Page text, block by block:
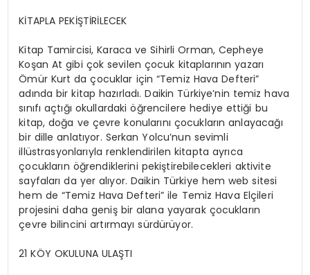
KİTAPLA PEKİŞTİRİLECEK
Kitap Tamircisi, Karaca ve Sihirli Orman, Cepheye
Koşan At gibi çok sevilen çocuk kitaplarının yazarı
Ömür Kurt da çocuklar için “Temiz Hava Defteri”
adında bir kitap hazırladı. Daikin Türkiye’nin temiz hava
sınıfı açtığı okullardaki öğrencilere hediye ettiği bu
kitap, doğa ve çevre konularını çocukların anlayacağı
bir dille anlatıyor. Serkan Yolcu’nun sevimli
illüstrasyonlarıyla renklendirilen kitapta ayrıca
çocukların öğrendiklerini pekiştirebilecekleri aktivite
sayfaları da yer alıyor. Daikin Türkiye hem web sitesi
hem de “Temiz Hava Defteri” ile Temiz Hava Elçileri
projesini daha geniş bir alana yayarak çocukların
çevre bilincini artırmayı sürdürüyor.
21 KÖY OKULUNA ULAŞTI